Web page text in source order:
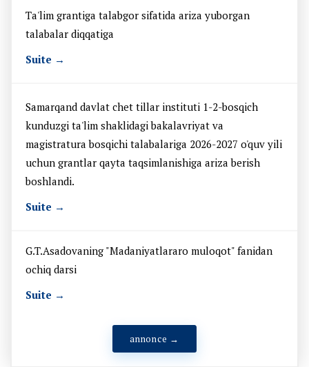
Ta'lim grantiga talabgor sifatida ariza yuborgan
talabalar diqqatiga
Suite →
Samarqand davlat chet tillar instituti 1-2-bosqich
kunduzgi ta'lim shaklidagi bakalavriyat va
magistratura bosqichi talabalariga 2026-2027 o'quv yili
uchun grantlar qayta taqsimlanishiga ariza berish
boshlandi.
Suite →
G.T.Asadovaning "Madaniyatlararo muloqot" fanidan
ochiq darsi
Suite →
annonce →